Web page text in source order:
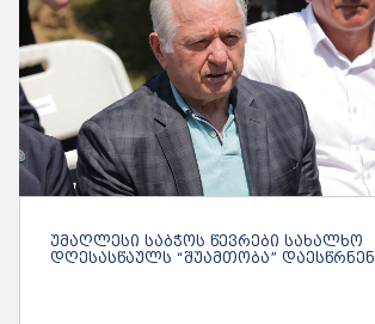
ᲣᲛᲐᲦᲚᲔᲡᲘ ᲡᲐᲑᲭᲝᲡ ᲬᲔᲕᲠᲔᲑᲘ ᲡᲐᲮᲐᲚᲮᲝ
ᲓᲦᲔᲡᲐᲡᲬᲐᲣᲚᲡ “ᲨᲣᲐᲛᲗᲝᲑᲐ” ᲓᲐᲔᲡᲬᲠᲜᲔᲜ